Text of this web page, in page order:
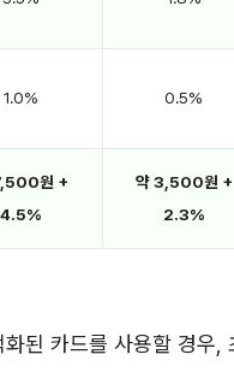
1.0% 0.5%
원 +
4.5%
약 3,500원 +
2.3%
된 카드를 사용할 경우,